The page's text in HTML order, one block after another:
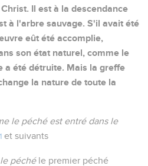
Il est à la descendance
à l'arbre sauvage. S'il avait été
eût été accomplie,
son état naturel, comme le
a été détruite. Mais la greffe
la nature de toute la
le péché est entré dans le
et suivants
le péchéle premier péché